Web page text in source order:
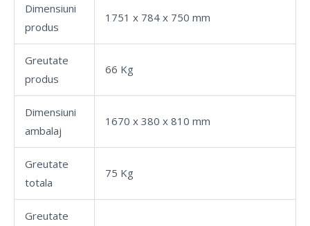
Dimensiuni
produs
1751 x 784 x 750 mm
Greutate
produs
66 Kg
Dimensiuni
ambalaj
1670 x 380 x 810 mm
Greutate
totala
75 Kg
Greutate